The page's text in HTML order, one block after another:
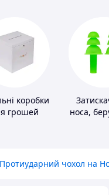
коробки
грошей
носа,
Протиударний чохол на